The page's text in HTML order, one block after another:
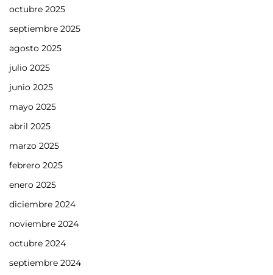
octubre 2025
septiembre 2025
agosto 2025
julio 2025
junio 2025
mayo 2025
abril 2025
marzo 2025
febrero 2025
enero 2025
diciembre 2024
noviembre 2024
octubre 2024
septiembre 2024